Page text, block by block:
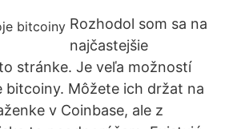
Rozhodol som sa na
najčastejšie
stránke. Je veľa možností
bitcoiny. Môžete ich držat na
v Coinbase, ale z